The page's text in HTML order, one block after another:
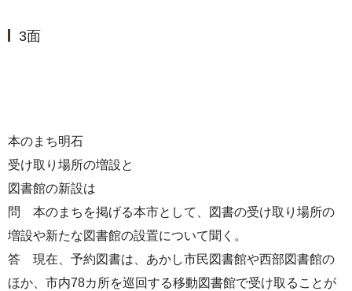
3面
本のまち明石
受け取り場所の増設と
図書館の新設は
問 本のまちを掲げる本市として、図書の受け取り場所の
増設や新たな図書館の設置について聞く。
答 現在、予約図書は、あかし市民図書館や西部図書館の
ほか、市内78カ所を巡回する移動図書館で受け取ることが